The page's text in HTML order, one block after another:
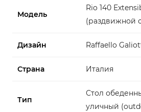
Модель
Rio 140
(раздвижной
Дизайн Raffaello
Страна Италия
Тип
Стол
уличный